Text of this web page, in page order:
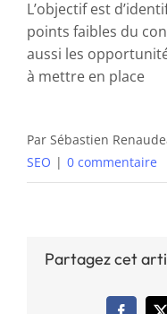
Société
Nous contacter
L’objectif est
points faibles du
aussi les
à mettre en place
Par Sébastien
SEO | 0 commentaire
Partagez cet